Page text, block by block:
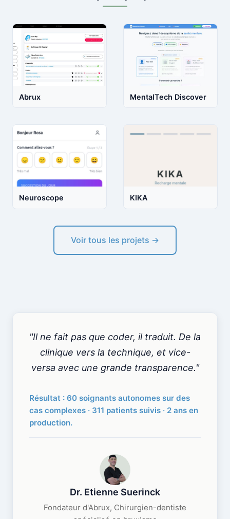
Abrux MentalTech Discover
Neuroscope KIKA
Voir tous les projets →
"Il ne fait pas que coder, il traduit. De la
clinique vers la technique, et vice-
versa avec une grande transparence."
Résultat : 60 soignants autonomes sur des
cas complexes · 311 patients suivis · 2 ans en
production.
Dr. Etienne Suerinck
Fondateur d'Abrux, Chirurgien-dentiste